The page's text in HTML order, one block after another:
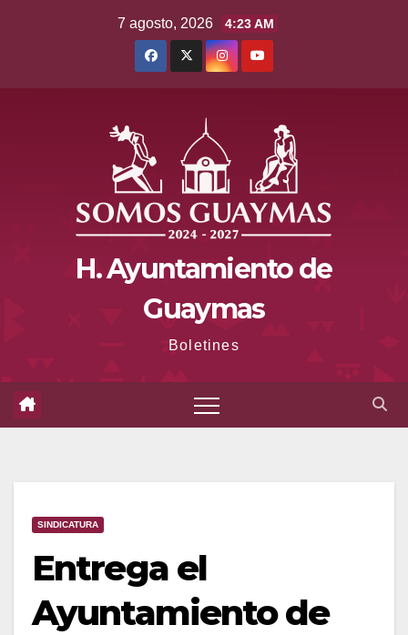
7 agosto, 2026 4:23 AM
H. Ayuntamiento de
Guaymas
Boletines
SINDICATURA
Entrega el
Ayuntamiento de